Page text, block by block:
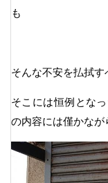
も
そんな不安を払拭
そこには恒例とな
の内容には僅かなが